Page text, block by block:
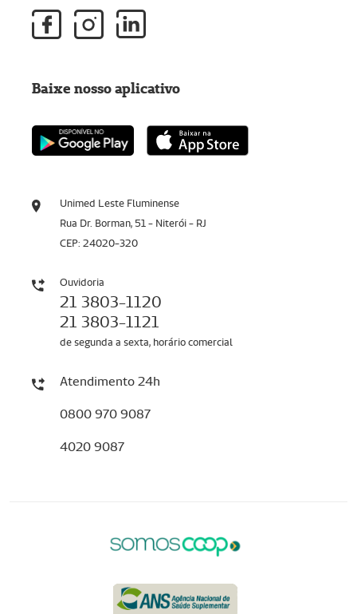
Unimed Leste Fluminense
Rua Dr. Borman, 51 - Niterói - RJ
CEP: 24020-320
Ouvidoria
21 3803-1120
21 3803-1121
de segunda a sexta, horário comercial
Atendimento 24h
0800 970 9087
4020 9087
Baixe nosso aplicativo